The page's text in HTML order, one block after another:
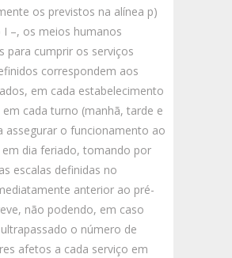
os previstos na alínea p)
–, os meios humanos
para cumprir os serviços
correspondem aos
em cada estabelecimento
em cada turno (manhã, tarde e
assegurar o funcionamento ao
dia feriado, tomando por
escalas definidas no
anterior ao pré-
não podendo, em caso
o número de
afetos a cada serviço em